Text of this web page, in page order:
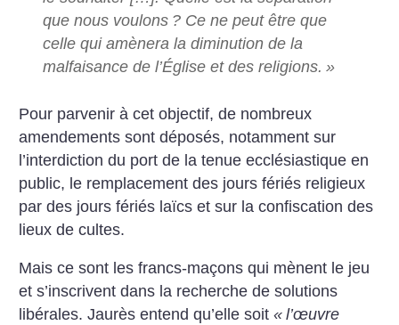
que nous voulons ? Ce ne peut être que
celle qui amènera la diminution de la
malfaisance de l’Église et des religions. »
Pour parvenir à cet objectif, de nombreux
amendements sont déposés, notamment sur
l’interdiction du port de la tenue ecclésiastique en
public, le remplacement des jours fériés religieux
par des jours fériés laïcs et sur la confiscation des
lieux de cultes.
Mais ce sont les francs-maçons qui mènent le jeu
et s’inscrivent dans la recherche de solutions
libérales. Jaurès entend qu’elle soit« l’œuvre